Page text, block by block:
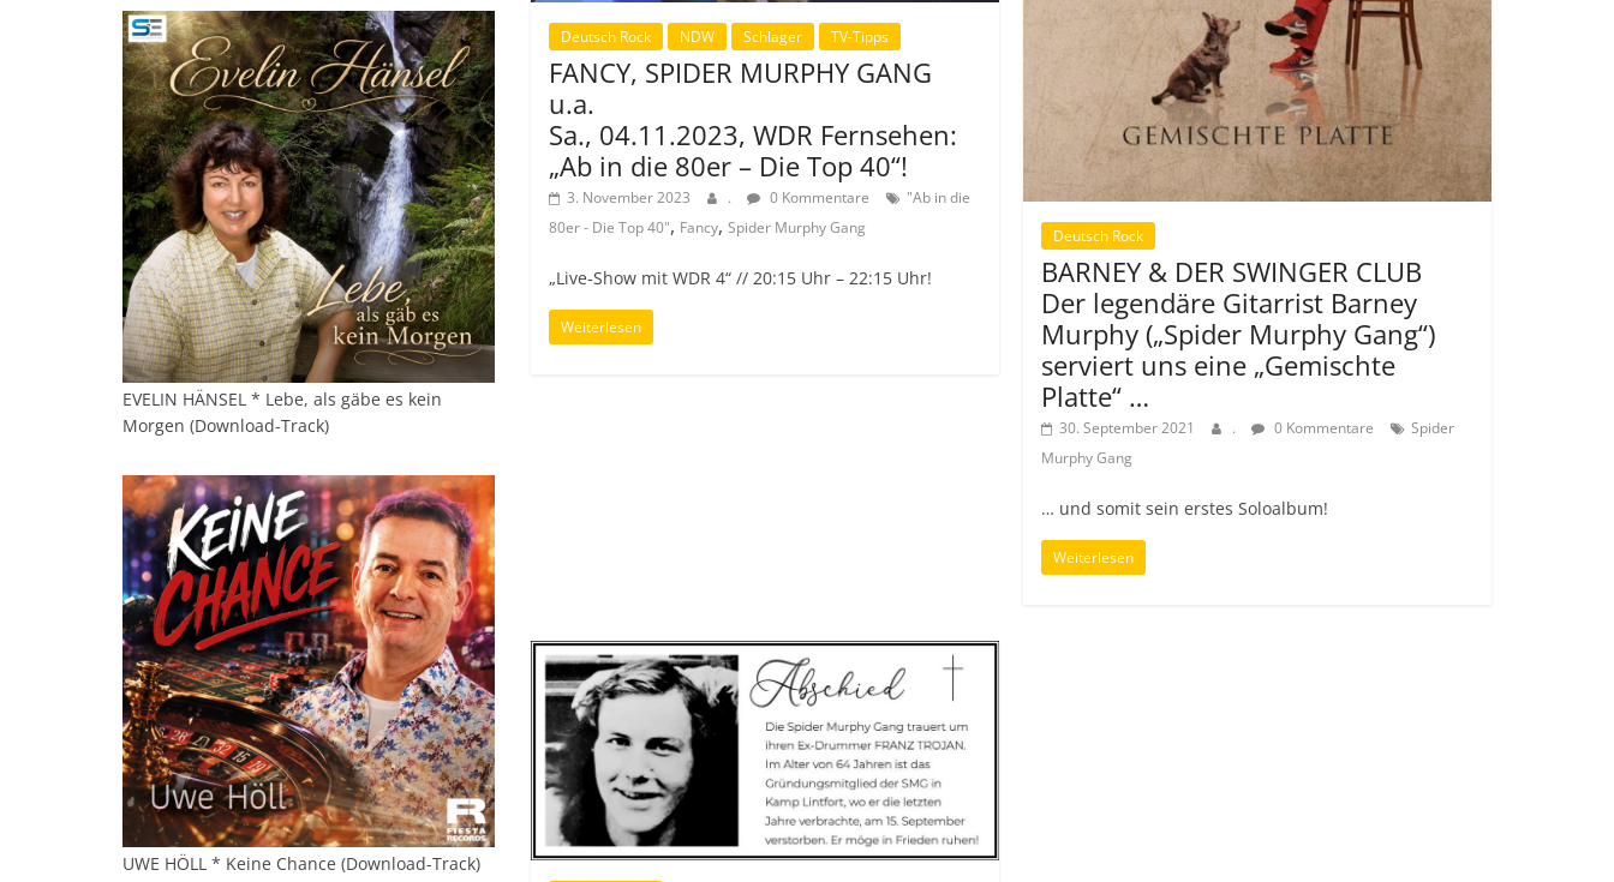
Deutsch Rock NDW Schlager TV-Tipps
FANCY, SPIDER MURPHY GANG
u.a.
Sa., 04.11.2023, WDR Fernsehen:
„Ab in die 80er – Die Top 40“!
3. November 2023 . 0 Kommentare
"Ab in die
80er - Die Top 40", Fancy, Spider Murphy Gang
„Live-Show mit WDR 4“ // 20:15 Uhr – 22:15 Uhr!
Weiterlesen
Deutsch Rock
BARNEY & DER SWINGER CLUB
Der legendäre Gitarrist Barney
Murphy („Spider Murphy Gang“)
serviert uns eine „Gemischte
Platte“ …
30. September 2021 . 0 Kommentare
Spider
Murphy Gang
… und somit sein erstes Soloalbum!
Weiterlesen
EVELIN HÄNSEL * Lebe, als gäbe es kein
Morgen (Download-Track)
UWE HÖLL * Keine Chance (Download-Track)